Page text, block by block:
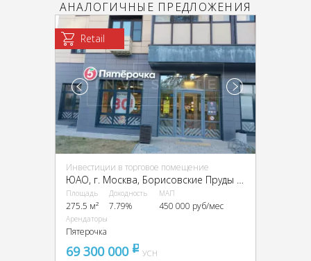
АНАЛОГИЧНЫЕ ПРЕДЛОЖЕНИЯ
Retail
Инвестиции в торговое помещение
ЮАО, г. Москва, Борисовские Пруды ул., 7к2
Площадь
275.5 м²
Доходность
7.79%
МАП
450 000 руб/мес
Арендаторы
Пятерочка
69 300 000 pуб
УСН